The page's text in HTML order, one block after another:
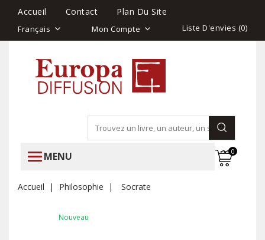
Accueil Contact Plan Du Site
Français Mon Compte Liste D'envies (0)
MENU 0
Accueil Philosophie Socrate
Nouveau